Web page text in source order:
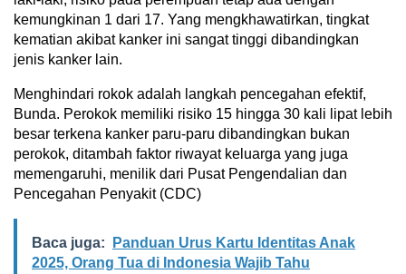
kemungkinan 1 dari 17. Yang mengkhawatirkan, tingkat
kematian akibat kanker ini sangat tinggi dibandingkan
jenis kanker lain.
Menghindari rokok adalah langkah pencegahan efektif,
Bunda. Perokok memiliki risiko 15 hingga 30 kali lipat lebih
besar terkena kanker paru-paru dibandingkan bukan
perokok, ditambah faktor riwayat keluarga yang juga
memengaruhi, menilik dari Pusat Pengendalian dan
Pencegahan Penyakit (CDC)
Baca juga:
Panduan Urus Kartu Identitas Anak
2025, Orang Tua di Indonesia Wajib Tahu